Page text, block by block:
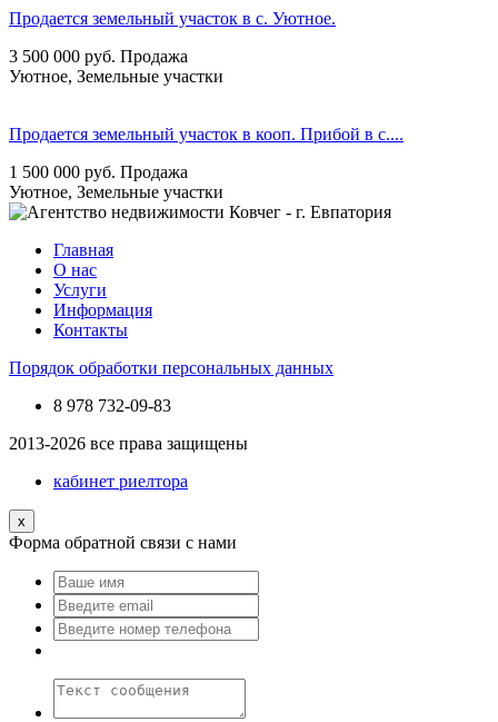
Продается земельный участок в с. Уютное.
3 500 000 руб. Продажа
Уютное, Земельные участки
Продается земельный участок в кооп. Прибой в с....
1 500 000 руб. Продажа
Уютное, Земельные участки
Главная
О нас
Услуги
Информация
Контакты
Порядок обработки персональных данных
8 978 732-09-83
2013-2026 все права защищены
кабинет риелтора
x
Форма обратной связи с нами